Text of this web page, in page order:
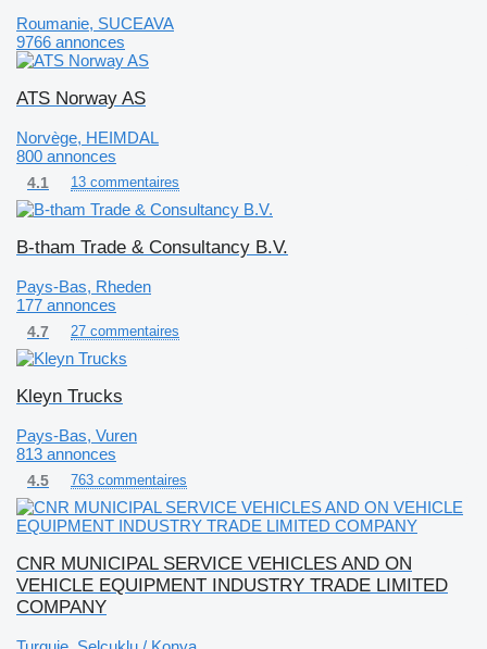
Roumanie, SUCEAVA
9766 annonces
ATS Norway AS
Norvège, HEIMDAL
800 annonces
4.1 13 commentaires
B-tham Trade & Consultancy B.V.
Pays-Bas, Rheden
177 annonces
4.7 27 commentaires
Kleyn Trucks
Pays-Bas, Vuren
813 annonces
4.5 763 commentaires
CNR MUNICIPAL SERVICE VEHICLES AND ON
VEHICLE EQUIPMENT INDUSTRY TRADE LIMITED
COMPANY